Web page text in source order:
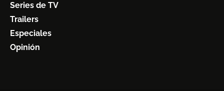
Series de TV
Trailers
Especiales
Opinión